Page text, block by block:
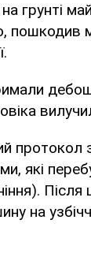
грунті
пошкодив
які
на